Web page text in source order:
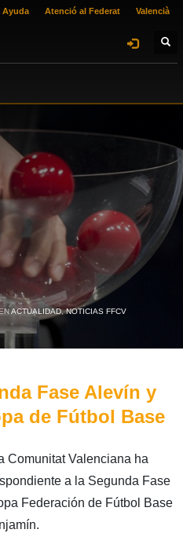
Ayuda Atenció al Federat Valencià
ACTUALIDAD,NOTICIAS FFCV
Fase Alevín y
de Fútbol Base
Comunitat Valenciana ha
a la Segunda Fase
Federación de Fútbol Base